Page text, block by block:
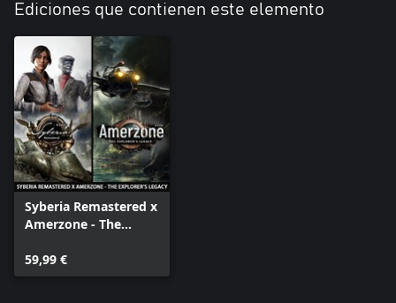
Ediciones que contienen este elemento
Syberia Remastered x
Amerzone - The
59,99 €